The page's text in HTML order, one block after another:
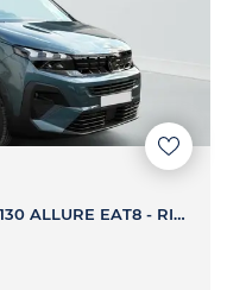
STANDARD N1 1.5 BLUEHDI 130 ALLURE EAT8 - RIFTER STANDARD N1 1.5 BLUEHDI 130 ALLURE EAT8